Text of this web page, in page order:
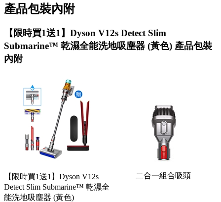
產品包裝內附
【限時買1送1】Dyson V12s Detect Slim
Submarine™ 乾濕全能洗地吸塵器 (黃色) 產品包裝
內附
【限時買1送1】Dyson V12s
Detect Slim Submarine™ 乾濕全
能洗地吸塵器 (黃色)
二合一組合吸頭